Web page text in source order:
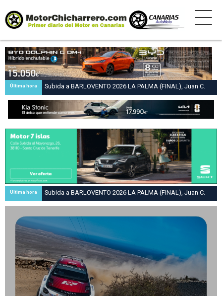
Última hora
Subida a BARLOVENTO 2026 LA PALMA (FINAL), Juan C.
Brito y Carlos A. Pérez hacen suya la victoria en la 47 Subida
a Barlovento
Última hora
Subida a BARLOVENTO 2026 LA PALMA (FINAL), Juan C.
Brito y Carlos A. Pérez hacen suya la victoria en la 47 Subida
a Barlovento